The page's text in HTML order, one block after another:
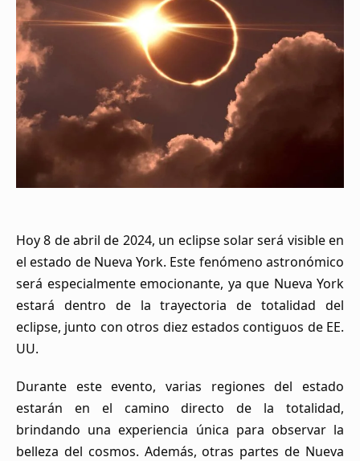
Hoy 8 de abril de 2024, un eclipse solar será visible en
el estado de Nueva York. Este fenómeno astronómico
será especialmente emocionante, ya que Nueva York
estará dentro de la trayectoria de totalidad del
eclipse, junto con otros diez estados contiguos de EE.
UU.
Durante este evento, varias regiones del estado
estarán en el camino directo de la totalidad,
brindando una experiencia única para observar la
belleza del cosmos. Además, otras partes de Nueva